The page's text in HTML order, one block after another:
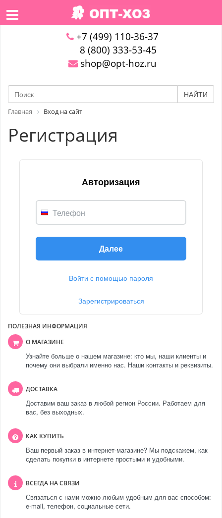
+7 (499) 110-36-37
8 (800) 333-53-45
shop@opt-hoz.ru
НАЙТИ
Главная Вход на сайт
Регистрация
Авторизация
Телефон
Далее
Войти с помощью пароля
Зарегистрироваться
ПОЛЕЗНАЯ ИНФОРМАЦИЯ
О МАГАЗИНЕ
Узнайте больше о нашем магазине: кто мы, наши клиенты и
почему они выбрали именно нас. Наши контакты и реквизиты.
ДОСТАВКА
Доставим ваш заказ в любой регион России. Работаем для
вас, без выходных.
КАК КУПИТЬ
Ваш первый заказ в интернет-магазине? Мы подскажем, как
сделать покупки в интернете простыми и удобными.
ВСЕГДА НА СВЯЗИ
Связаться с нами можно любым удобным для вас способом:
e-mail, телефон, социальные сети.